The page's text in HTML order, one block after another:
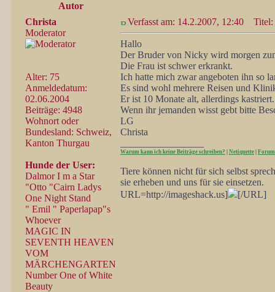
Autor
Christa
Moderator
Alter: 75
Anmeldedatum:
02.06.2004
Beiträge: 4948
Wohnort oder
Bundesland: Schweiz,
Kanton Thurgau
Hunde der User:
Dalmor I m a Star
"Otto "Cairn Ladys
One Night Stand
" Emil " Paperlapap"s
Whoever
MAGIC IN
SEVENTH HEAVEN
VOM
MÄRCHENGARTEN
Number One of White
Beauty
Verfasst am: 14.2.2007, 12:40 Titel:
Hallo
Der Bruder von Nicky wird morgen
Die Frau ist schwer erkrankt.
Ich hatte mich zwar angeboten ihn so
Es sind wohl mehrere Reisen und
Er ist 10 Monate alt, allerdings kastriert.
Wenn ihr jemanden wisst gebt bitte
LG
Christa
Warum kann ich keine Beiträge schreiben? Netiquette
Tiere können nicht für sich selbst
sie erheben und uns für sie einsetzen.
URL=http://imageshack.us]
[/URL]